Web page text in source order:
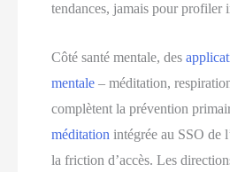
tendances, jamais pour profiler
Côté santé mentale, des
mentale – méditation,
complètent la prévention
méditation intégrée au SSO de
la friction d’accès. Les